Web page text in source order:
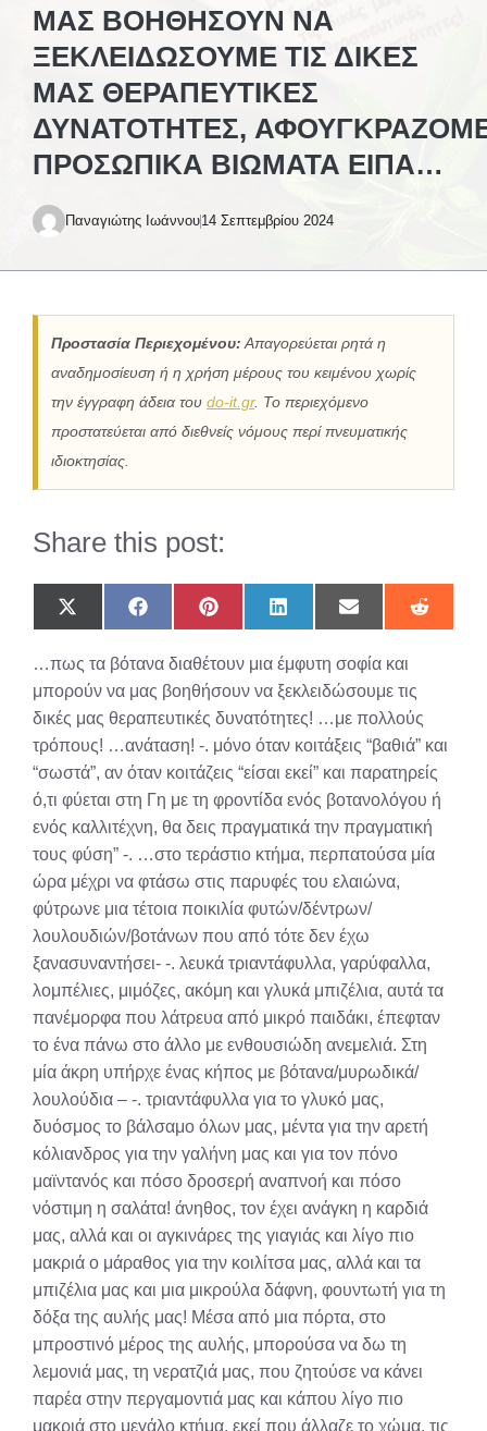
ΜΑΣ ΒΟΗΘΉΣΟΥΝ ΝΑ
ΞΕΚΛΕΙΔΏΣΟΥΜΕ ΤΙΣ ΔΙΚΈΣ
ΜΑΣ ΘΕΡΑΠΕΥΤΙΚΈΣ
ΔΥΝΑΤΌΤΗΤΕΣ,
ΠΡΟΣΩΠΙΚΆ ΒΙΏΜΑΤΑ ΕΊΠΑ…
Παναγιώτης Ιωάννου14 Σεπτεμβρίου 2024
Προστασία Περιεχομένου: Απαγορεύεται ρητά η
αναδημοσίευση ή η χρήση μέρους του κειμένου χωρίς
την έγγραφη άδεια του do-it.gr. Το περιεχόμενο
προστατεύεται από διεθνείς νόμους περί πνευματικής
ιδιοκτησίας.
Share this post:
Share
on
(Twitter)
Share
on
Share
on
Share
on
Share
on
Share
on
…πως τα βότανα διαθέτουν μια έμφυτη σοφία και
μπορούν να μας βοηθήσουν να ξεκλειδώσουμε τις
δικές μας θεραπευτικές δυνατότητες! …με πολλούς
τρόπους! …ανάταση! -. μόνο όταν κοιτάξεις “βαθιά” και
“σωστά”, αν όταν κοιτάζεις “είσαι εκεί” και παρατηρείς
ό,τι φύεται στη Γη με τη φροντίδα ενός βοτανολόγου ή
ενός καλλιτέχνη, θα δεις πραγματικά την πραγματική
τους φύση” -. …στο τεράστιο κτήμα, περπατούσα μία
ώρα μέχρι να φτάσω στις παρυφές του ελαιώνα,
φύτρωνε μια τέτοια ποικιλία φυτών/δέντρων/
λουλουδιών/βοτάνων που από τότε δεν έχω
ξανασυναντήσει- -. λευκά τριαντάφυλλα, γαρύφαλλα,
λομπέλιες, μιμόζες, ακόμη και γλυκά μπιζέλια, αυτά τα
πανέμορφα που λάτρευα από μικρό παιδάκι, έπεφταν
το ένα πάνω στο άλλο με ενθουσιώδη ανεμελιά. Στη
μία άκρη υπήρχε ένας κήπος με βότανα/μυρωδικά/
λουλούδια – -. τριαντάφυλλα για το γλυκό μας,
δυόσμος το βάλσαμο όλων μας, μέντα για την αρετή
κόλιανδρος για την γαλήνη μας και για τον πόνο
μαϊντανός και πόσο δροσερή αναπνοή και πόσο
νόστιμη η σαλάτα! άνηθος, τον έχει ανάγκη η καρδιά
μας, αλλά και οι αγκινάρες της γιαγιάς και λίγο πιο
μακριά ο μάραθος για την κοιλίτσα μας, αλλά και τα
μπιζέλια μας και μια μικρούλα δάφνη, φουντωτή για τη
δόξα της αυλής μας! Μέσα από μια πόρτα, στο
μπροστινό μέρος της αυλής, μπορούσα να δω τη
λεμονιά μας, τη νερατζιά μας, που ζητούσε να κάνει
παρέα στην περγαμοντιά μας και κάπου λίγο πιο
μακριά στο μεγάλο κτήμα, εκεί που άλλαζε το χώμα, τις